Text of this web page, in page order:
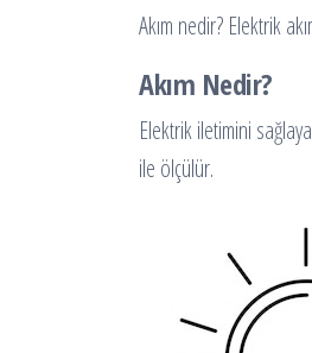
Akım nedir? Elektrik
Akım Nedir?
Elektrik iletimini
ile ölçülür.